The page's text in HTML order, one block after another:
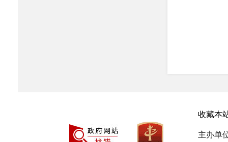
收藏本
主办单